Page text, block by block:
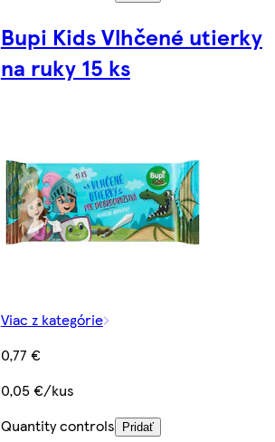
Bupi Kids Vlhčené utierky
na ruky 15 ks
Viac z kategórie
0,77 €
0,05 €/kus
Quantity controls
Pridať